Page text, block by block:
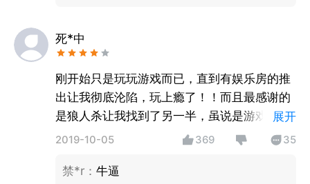
死*中
刚开始只是玩玩游戏而已，直到有娱乐房的推
出让我彻底沦陷，玩上瘾了！！而且最感谢的
是狼人杀让我找到了另一半，虽说是游戏，但
是社交功能也是杠杠的！希望一样喜欢狼人杀
你给发金水的对象！
展开
2019-10-05 369 35
禁*r： 牛逼